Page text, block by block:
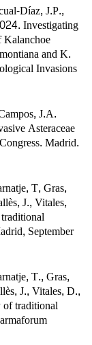
Díaz, J.P.,
Investigating
and K.
Invasions
J.A.
Asteraceae
Madrid.
T, Gras,
J., Vitales,
September
T., Gras,
J., Vitales, D.,
traditional